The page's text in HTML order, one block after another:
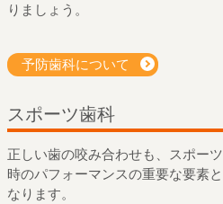
りましょう。
予防歯科について
スポーツ歯科
正しい歯の咬み合わせも、スポーツ
時のパフォーマンスの重要な要素と
なります。